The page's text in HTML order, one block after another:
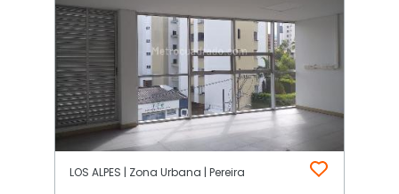
LOS ALPES | Zona Urbana | Pereira